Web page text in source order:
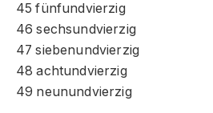
45 fünfundvierzig
46 sechsundvierzig
47 siebenundvierzig
48 achtundvierzig
49 neunundvierzig